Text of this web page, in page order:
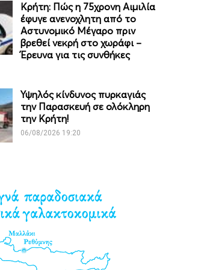
Κρήτη: Πώς η 75χρονη Αιμιλία
έφυγε ανενοχλητη από το
Αστυνομικό Μέγαρο πριν
βρεθεί νεκρή στο χωράφι –
Έρευνα για τις συνθήκες
Υψηλός κίνδυνος πυρκαγιάς
την Παρασκευή σε ολόκληρη
την Κρήτη!
06/08/2026 19:20